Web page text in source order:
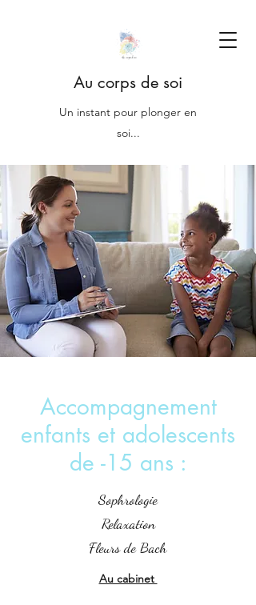
Au corps de soi
Un instant pour plonger en
soi...
Accompagnement
enfants et adolescents
de -15 ans :
Sophrologie
Relaxation
Fleurs de Bach
Au cabinet